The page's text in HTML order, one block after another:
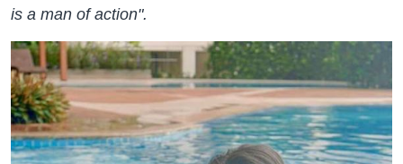
is a man of action".